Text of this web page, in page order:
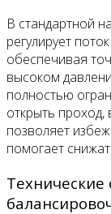
В стандартной
регулирует
обеспечивая
высоком
полностью
открыть
позволяет
помогает
Технические